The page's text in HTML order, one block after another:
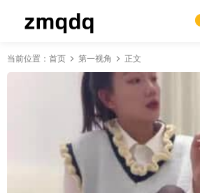
当前位置： 首页 第一视角 正文